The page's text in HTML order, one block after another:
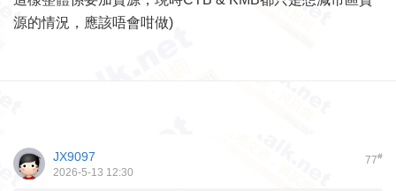
源的情況，應該唔會咁做)
77#
JX9097
2026-5-13 12:30